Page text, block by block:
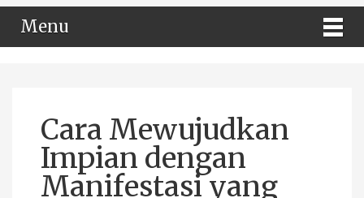
Menu
Cara Mewujudkan
Impian dengan
Manifestasi yang